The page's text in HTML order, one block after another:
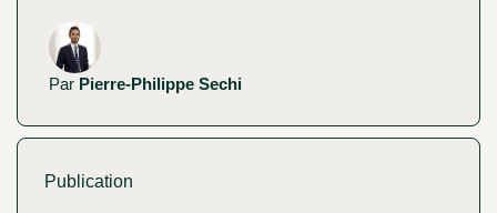
Par Pierre-Philippe Sechi
Publication